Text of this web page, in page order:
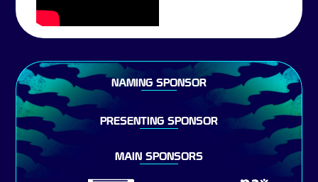
NAMING SPONSOR
PRESENTING SPONSOR
MAIN SPONSORS